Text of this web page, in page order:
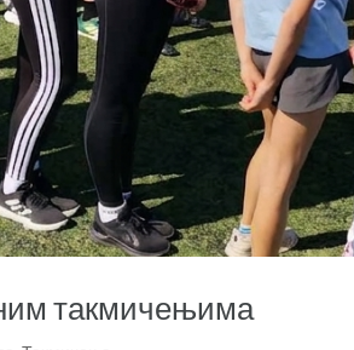
такмичењима